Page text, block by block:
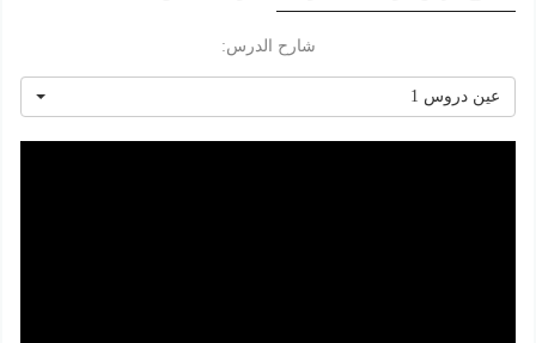
شارح الدرس:
عين دروس 1